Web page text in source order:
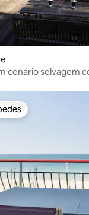
cenário selvagem